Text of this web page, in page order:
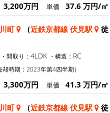
3,200万円 単価 37.6 万円/㎡
町 （近鉄京都線 伏見駅
徒
・間取り： 4LDK ・構造： RC
却時期：2023年第4四半期）
3,300万円 単価 41.3 万円/㎡
町 （近鉄京都線 伏見駅
徒